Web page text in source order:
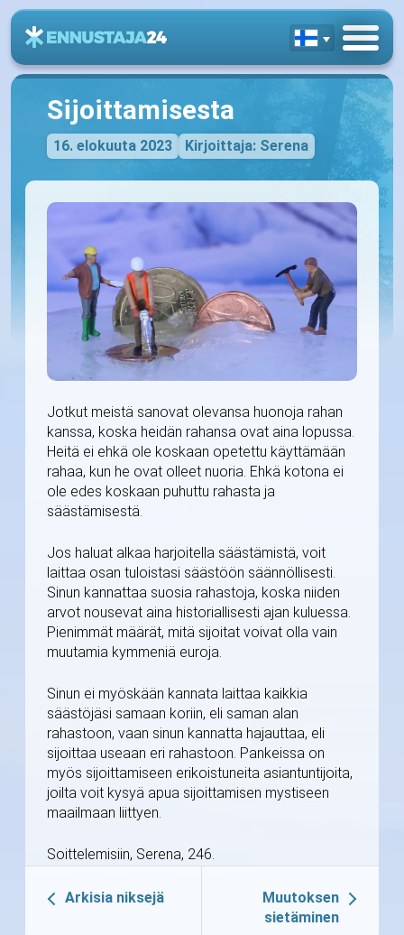
Sijoittamisesta
16. elokuuta 2023 Kirjoittaja: Serena
Jotkut meistä sanovat olevansa huonoja rahan
kanssa, koska heidän rahansa ovat aina lopussa.
Heitä ei ehkä ole koskaan opetettu käyttämään
rahaa, kun he ovat olleet nuoria. Ehkä kotona ei
ole edes koskaan puhuttu rahasta ja
säästämisestä.
Jos haluat alkaa harjoitella säästämistä, voit
laittaa osan tuloistasi säästöön säännöllisesti.
Sinun kannattaa suosia rahastoja, koska niiden
arvot nousevat aina historiallisesti ajan kuluessa.
Pienimmät määrät, mitä sijoitat voivat olla vain
muutamia kymmeniä euroja.
Sinun ei myöskään kannata laittaa kaikkia
säästöjäsi samaan koriin, eli saman alan
rahastoon, vaan sinun kannatta hajauttaa, eli
sijoittaa useaan eri rahastoon. Pankeissa on
myös sijoittamiseen erikoistuneita asiantuntijoita,
joilta voit kysyä apua sijoittamisen mystiseen
maailmaan liittyen.
Soittelemisiin, Serena, 246.
Arkisia niksejä
Muutoksen
sietäminen